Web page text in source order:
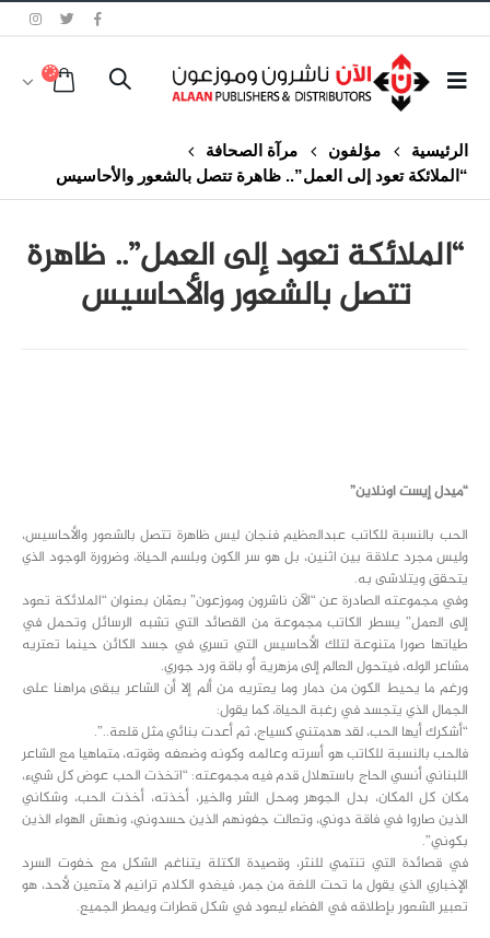
الرئيسية مؤلفون
مرآة الصحافة
“الملائكة تعود إلى العمل”.. ظاهرة تتصل بالشعور والأحاسيس
“الملائكة تعود إلى العمل”.. ظاهرة
تتصل بالشعور والأحاسيس
“ميدل إيست اونلاين”
الحب بالنسبة للكاتب عبدالعظيم فنجان ليس ظاهرة تتصل بالشعور والأحاسيس،
وليس مجرد علاقة بين اثنين، بل هو سر الكون وبلسم الحياة، وضرورة الوجود الذي
يتحقق ويتلاشى به.
وفي مجموعته الصادرة عن “الآن ناشرون وموزعون” بعمّان بعنوان “الملائكة تعود
إلى العمل” يسطر الكاتب مجموعة من القصائد التي تشبه الرسائل وتحمل في
طياتها صورا متنوعة لتلك الأحاسيس التي تسري في جسد الكائن حينما تعتريه
مشاعر الوله، فيتحول العالم إلى مزهرية أو باقة ورد جوري.
ورغم ما يحيط الكون من دمار وما يعتريه من ألم إلا أن الشاعر يبقى مراهنا على
الجمال الذي يتجسد في رغبة الحياة، كما يقول:
“أشكرك أيها الحب، لقد هدمتني كسياج، ثم أعدت بنائي مثل قلعة..”.
فالحب بالنسبة للكاتب هو أسرته وعالمه وكونه وضعفه وقوته، متماهيا مع الشاعر
اللبناني أنسي الحاج باستهلال قدم فيه مجموعته: “اتخذت الحب عوض كل شيء،
مكان كل المكان، بدل الجوهر ومحل الشر والخير، أخذته، أخذت الحب، وشكاني
الذين صاروا في فاقة دوني، وتعالت جفونهم الذين حسدوني، ونهش الهواء الذين
بكوني”.
في قصائدة التي تنتمي للنثر، وقصيدة الكتلة يتناغم الشكل مع خفوت السرد
الإخباري الذي يقول ما تحت اللغة من جمر، فيغدو الكلام ترانيم لا متعين لأحد، هو
تعبير الشعور بإطلاقه في الفضاء ليعود في شكل قطرات ويمطر الجميع.